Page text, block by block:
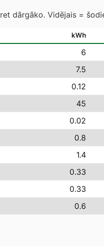
dārgāko. Vidējais =
kWh
6
7.5
0.12
45
0.02
0.8
1.4
0.33
0.33
0.6